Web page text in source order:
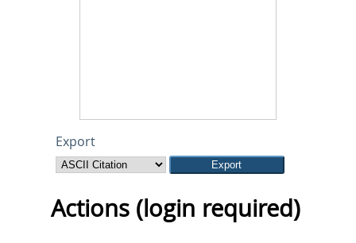
Export
Actions (login required)